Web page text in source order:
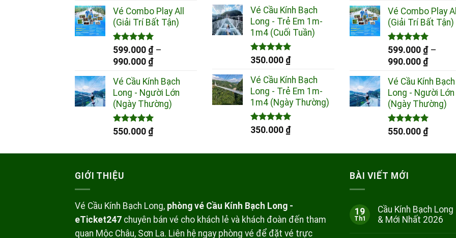
từ
399.000 ₫
đến
699.000 ₫
Vé Combo Play All
(Giải Trí Bất Tận)
Được xếp
hạng5.00
5 sao
599.000 ₫ –
990.000 ₫Khoảng
từ
599.000 ₫
đến
990.000 ₫
Vé Cầu Kính Bạch
Long - Người Lớn
(Ngày Thường)
Được xếp
550.000 ₫
5 sao
Vé Cầu Kính Bạch
Long - Trẻ Em 1m-
1m4 (Cuối Tuần)
Được xếp
5 sao
350.000 ₫
Vé Cầu Kính Bạch
Long - Trẻ Em 1m-
1m4 (Ngày Thường)
Được xếp
350.000 ₫
từ
đến
Vé Combo Play
(Giải Trí Bất Tận)
Được xếp
hạng5.00
5 sao
599.000 ₫ –
990.000 ₫
từ
đến
Vé Cầu Kính Bạch
Long - Người Lớn
(Ngày Thường)
Được xếp
550.000 ₫
GIỚI THIỆU
Vé Cầu Kính Bạch Long, phòng vé Cầu Kính Bạch Long -
eTicket247 chuyên bán vé cho khách lẻ và khách đoàn đến tham
quan Mộc Châu, Sơn La. Liên hệ ngay phòng vé để đặt vé trực
BÀI VIẾT MỚI
19
Th1
Cầu Kính Bạch
& Mới Nhất 2026